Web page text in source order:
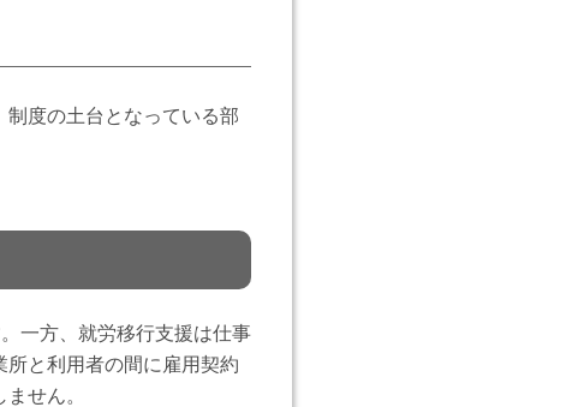
度の土台となっている部
一方、就労移行支援は仕事
所と利用者の間に雇用契約
せん。